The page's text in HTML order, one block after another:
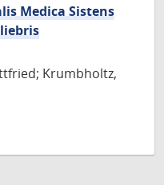
Medica Sistens
Krumbholtz,